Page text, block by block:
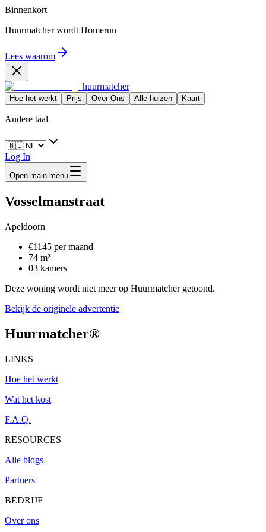
Binnenkort
Huurmatcher wordt Homerun
Lees waarom
huurmatcher
Hoe het werkt Prijs Over Ons Alle huizen Kaart
Andere taal
Log In
Open main menu
Vosselmanstraat
Apeldoorn
€1145 per maand
74 m²
03 kamers
Deze woning wordt niet meer op Huurmatcher getoond.
Bekijk de originele advertentie
Huurmatcher®
LINKS
Hoe het werkt
Wat het kost
F.A.Q.
RESOURCES
Alle blogs
Partners
BEDRIJF
Over ons